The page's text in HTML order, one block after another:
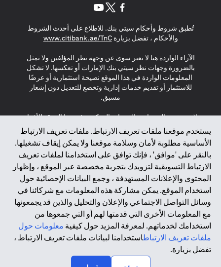
يستخدم موقعنا ملفات تعريف الارتباط. ملفات تعريف الارتباط
الأساسية مطلوبة لأمان وسلامة موقعنا ولا يمكن إيقاف تشغيلها.
بالنقر على 'موافق' ، فإنك توافق على استخدامنا لملفات تعريف
الارتباط التسويقية لتزويدك بتجربة مخصصة عبر الموقع ، وإظهار
المحتوى والإعلانات المستهدفة ، وجمع البيانات الإحصائية حول
استخدام الموقع. يمكن مشاركة هذه المعلومات مع شركائنا في
وسائل التواصل الاجتماعي والإعلان والتحليل والذين قد يجمعونها
مع المعلومات الأخرى التي قدمتها لهم أو التي جمعوها من
استخدامك لخدماتهم. لمعرفة المزيد حول كيفية معلومات حول
ملفات تعريف الارتباطاستخدامنا لبيانات ملفات تعريف الارتباط ،
تفضل بزيارة.
تُطبق شروط وأحكام سيتي بنك. للاطلاع على أحدث الشروط
والأحكام ، تفضل بزيارةwww.citibank.ae/TnC
in a new tab
الآراء الواردة هنا لا تعبر سوى عن وجهة نظر المؤلفين ولا تمثل
بالضرورة وجهات نظر سيتي بنك الإمارات أو تعكسها. لا تشكل
المعلومات الواردة في هذا الموقع نصيحة استثمارية أو عرضًا
للاستثمار أو تقديم خدمات إدارية وتخضع للتعديل دون إشعار
مسبق.
لا يتم تقديم المنتجات والخدمات المذكورة في هذا الموقع للأفراد
المقيمين في الاتحاد الأوروبي أو المنطقة الاقتصادية الأوروبية أو
سويسرا أو غيرنسي أو جيرسي أو موناكو أو سان مارينو أو
الفاتيكان أو جزيرة مان أو المملكة المتحدة أو خصوصية البيانات
(لائحة حماية البيانات العامة \ قانون حماية البيانات الشخصية
العامة \ قانون خصوصية نيوزيلندا). المحتوى الموجود في هذه
الصفحة ليس ولا ينبغي تفسيره على أنه عرض أو دعوة أو دعوة
لشراء أو بيع أي من المنتجات والخدمات المذكورة هنا لمثل هؤلاء
الأفراد.
*GDPR – اللائحة العامة لحماية البيانات؛ * LGPD – Lei Geral de
Proteção de Dados Pessoais ; *NZPA – قانون الخصوصية
النيوزيلندي